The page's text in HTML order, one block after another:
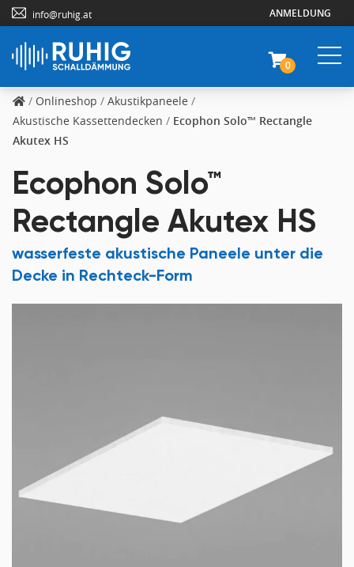
info@ruhig.at ANMELDUNG
0
/ Onlineshop / Akustikpaneele /
Akustische Kassettendecken / Ecophon Solo™ Rectangle
Akutex HS
Ecophon Solo™
Rectangle Akutex HS
wasserfeste akustische Paneele unter die
Decke in Rechteck-Form